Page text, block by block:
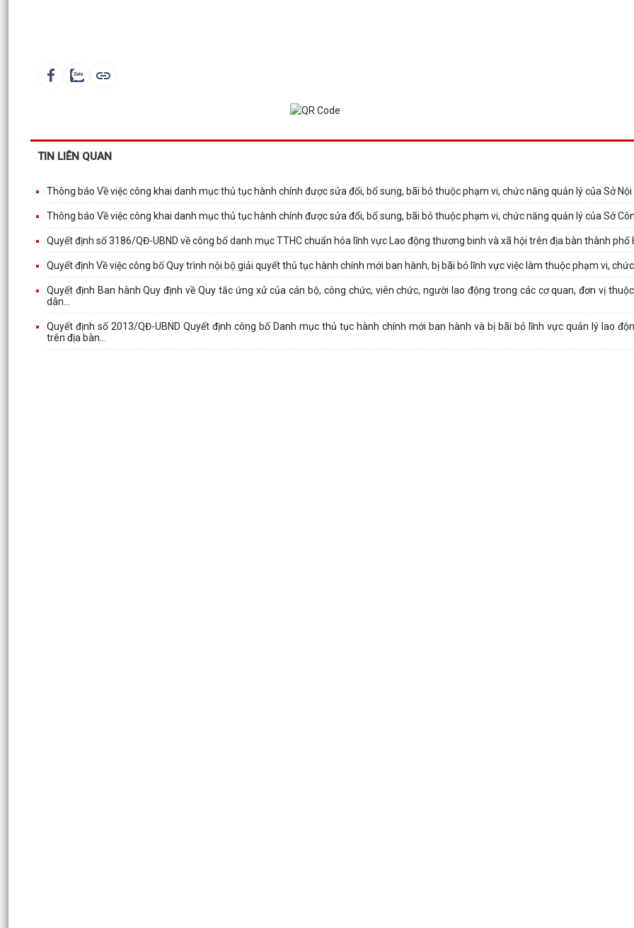
TIN LIÊN QUAN
Thông báo Về việc công khai danh mục thủ tục hành chính được sửa đổi, bổ sung, bãi bỏ thuộc phạm vi, chức năng quản lý của Sở Nội
Thông báo Về việc công khai danh mục thủ tục hành chính được sửa đổi, bổ sung, bãi bỏ thuộc phạm vi, chức năng quản lý của Sở
Quyết định số 3186/QĐ-UBND về công bố danh mục TTHC chuẩn hóa lĩnh vực Lao động thương binh và xã hội trên địa bàn thành phố
Quyết định Về việc công bố Quy trình nội bộ giải quyết thủ tục hành chính mới ban hành, bị bãi bỏ lĩnh vực việc làm thuộc phạm vi, chức
Quyết định Ban hành Quy định về Quy tắc ứng xử của cán bộ, công chức, viên chức, người lao động trong các cơ quan, đơn vị
dân...
Quyết định số 2013/QĐ-UBND Quyết định công bố Danh mục thủ tục hành chính mới ban hành và bị bãi bỏ lĩnh vực quản lý lao
trên địa bàn...